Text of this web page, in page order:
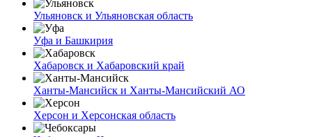
Ульяновск и Ульяновская область
Уфа и Башкирия
Хабаровск и Хабаровский край
Ханты-Мансийск и Ханты-Мансийский АО
Херсон и Херсонская область